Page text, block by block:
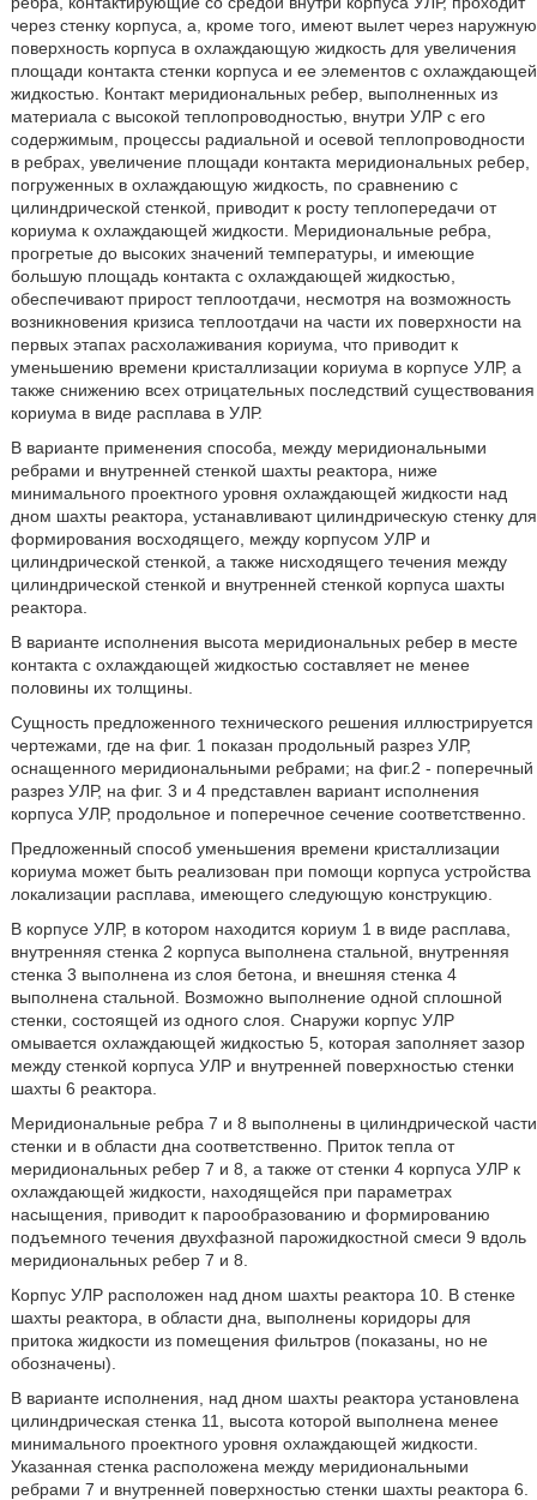
через стенку корпуса, а, кроме того, имеют вылет через наружную
поверхность корпуса в охлаждающую жидкость для увеличения
площади контакта стенки корпуса и ее элементов с охлаждающей
жидкостью. Контакт меридиональных ребер, выполненных из
материала с высокой теплопроводностью, внутри УЛР с его
содержимым, процессы радиальной и осевой теплопроводности
в ребрах, увеличение площади контакта меридиональных ребер,
погруженных в охлаждающую жидкость, по сравнению с
цилиндрической стенкой, приводит к росту теплопередачи от
кориума к охлаждающей жидкости. Меридиональные ребра,
прогретые до высоких значений температуры, и имеющие
большую площадь контакта с охлаждающей жидкостью,
обеспечивают прирост теплоотдачи, несмотря на возможность
возникновения кризиса теплоотдачи на части их поверхности на
первых этапах расхолаживания кориума, что приводит к
уменьшению времени кристаллизации кориума в корпусе УЛР, а
также снижению всех отрицательных последствий существования
кориума в виде расплава в УЛР.
В варианте применения способа, между меридиональными
ребрами и внутренней стенкой шахты реактора, ниже
минимального проектного уровня охлаждающей жидкости над
дном шахты реактора, устанавливают цилиндрическую стенку для
формирования восходящего, между корпусом УЛР и
цилиндрической стенкой, а также нисходящего течения между
цилиндрической стенкой и внутренней стенкой корпуса шахты
реактора.
В варианте исполнения высота меридиональных ребер в месте
контакта с охлаждающей жидкостью составляет не менее
половины их толщины.
Сущность предложенного технического решения иллюстрируется
чертежами, где на фиг. 1 показан продольный разрез УЛР,
оснащенного меридиональными ребрами; на фиг.2 - поперечный
разрез УЛР, на фиг. 3 и 4 представлен вариант исполнения
корпуса УЛР, продольное и поперечное сечение соответственно.
Предложенный способ уменьшения времени кристаллизации
кориума может быть реализован при помощи корпуса устройства
локализации расплава, имеющего следующую конструкцию.
В корпусе УЛР, в котором находится кориум 1 в виде расплава,
внутренняя стенка 2 корпуса выполнена стальной, внутренняя
стенка 3 выполнена из слоя бетона, и внешняя стенка 4
выполнена стальной. Возможно выполнение одной сплошной
стенки, состоящей из одного слоя. Снаружи корпус УЛР
омывается охлаждающей жидкостью 5, которая заполняет зазор
между стенкой корпуса УЛР и внутренней поверхностью стенки
шахты 6 реактора.
Меридиональные ребра 7 и 8 выполнены в цилиндрической части
стенки и в области дна соответственно. Приток тепла от
меридиональных ребер 7 и 8, а также от стенки 4 корпуса УЛР к
охлаждающей жидкости, находящейся при параметрах
насыщения, приводит к парообразованию и формированию
подъемного течения двухфазной парожидкостной смеси 9 вдоль
меридиональных ребер 7 и 8.
Корпус УЛР расположен над дном шахты реактора 10. В стенке
шахты реактора, в области дна, выполнены коридоры для
притока жидкости из помещения фильтров (показаны, но не
обозначены).
В варианте исполнения, над дном шахты реактора установлена
цилиндрическая стенка 11, высота которой выполнена менее
минимального проектного уровня охлаждающей жидкости.
Указанная стенка расположена между меридиональными
ребрами 7 и внутренней поверхностью стенки шахты реактора 6.